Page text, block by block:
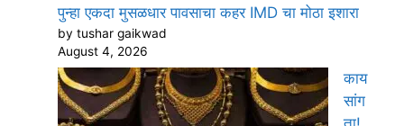
पुन्हा एकदा मुसळधार पावसाचा कहर IMD चा मोठा इशारा
by tushar gaikwad
August 4, 2026
काय
सांग